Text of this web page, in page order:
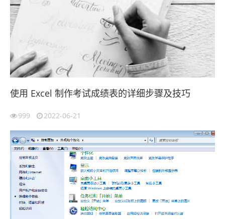
使用 Excel 制作考试成绩表的详细步骤及技巧
999 2022-06-21